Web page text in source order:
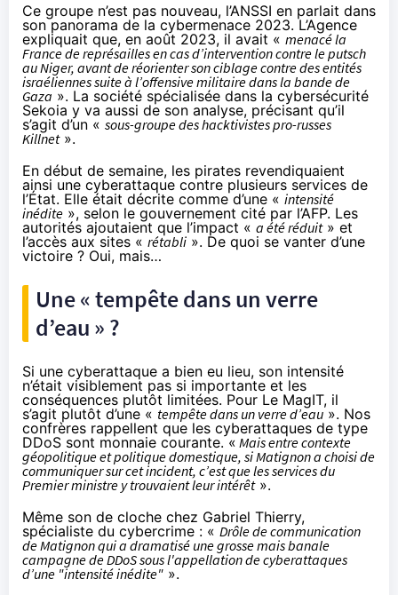
Ce groupe n’est pas nouveau, l’ANSSI en parlait dans
sonpanorama de la cybermenace 2023. L’Agence
expliquait que, en août 2023, il avait « menacé la
France de représailles en cas d’intervention contre le putsch
au Niger, avant de réorienter son ciblage contre des entités
israéliennes suite à l’offensive militaire dans la bande de
Gaza ». La société spécialisée dans la cybersécurité
Sekoia y va aussi de son analyse, précisant qu’il
s’agit d’un « sous-groupe des hacktivistes pro-russes
Killnet».
En début de semaine, les pirates revendiquaient
ainsi une cyberattaque contre plusieurs services de
l’État. Elle était décrite comme d’une « intensité
inédite », selon le gouvernement cité par l’AFP. Les
autorités ajoutaient que l’impact « a été réduit» et
l’accès aux sites « rétabli ». De quoi se vanter d’une
victoire ? Oui, mais…
Une « tempête dans un verre
d’eau » ?
Si une cyberattaque a bien eu lieu, son intensité
n’était visiblement pas si importante et les
conséquences plutôt limitées. Pour Le MagIT, il
s’agit plutôt d’une « tempête dans un verre d’eau». Nos
confrères rappellent que les cyberattaques de type
DDoS sont monnaie courante. « Mais entre contexte
géopolitique et politique domestique, si Matignon a choisi de
communiquer sur cet incident, c’est que les services du
Premier ministre y trouvaient leur intérêt».
Même son de cloche chez Gabriel Thierry,
spécialiste du cybercrime : « Drôle de communication
de Matignon qui a dramatisé une grosse mais banale
campagne de DDoS sous l'appellation de cyberattaques
d’une "intensité inédite" ».